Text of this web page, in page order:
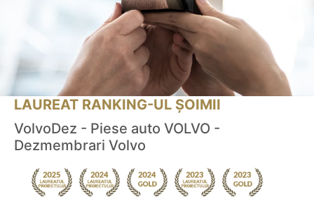
LAUREAT RANKING-UL ȘOIMII
VolvoDez - Piese auto VOLVO -
Dezmembrari Volvo